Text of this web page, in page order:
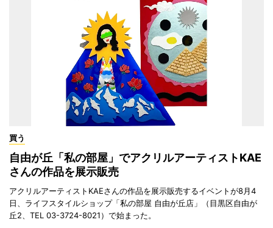
買う
自由が丘「私の部屋」でアクリルアーティストKAE
さんの作品を展示販売
アクリルアーティストKAEさんの作品を展示販売するイベントが8月4
日、ライフスタイルショップ「私の部屋 自由が丘店」（目黒区自由が
丘2、TEL 03-3724-8021）で始まった。